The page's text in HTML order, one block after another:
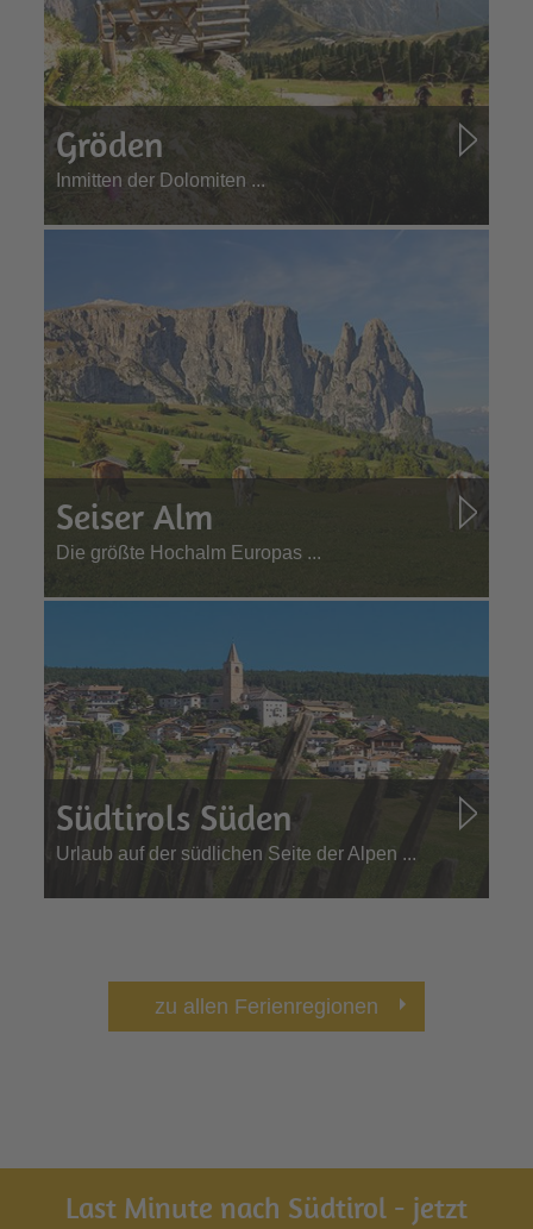
Gröden
Inmitten der Dolomiten ...
Seiser Alm
Die größte Hochalm Europas ...
Südtirols Süden
Urlaub auf der südlichen Seite der Alpen ...
zu allen Ferienregionen
Last Minute nach Südtirol - jetzt